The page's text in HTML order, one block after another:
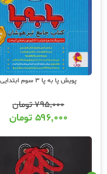
پویش پا به پا 3 سوم ابتدایی
۷۹۵,۰۰۰تومان
۵۹۶,۰۰۰ تومان